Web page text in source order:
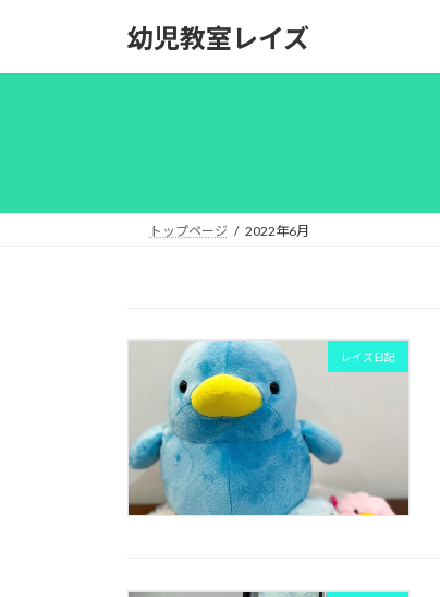
幼児教室レイズ
トップページ 2022年6月
レイズ日記